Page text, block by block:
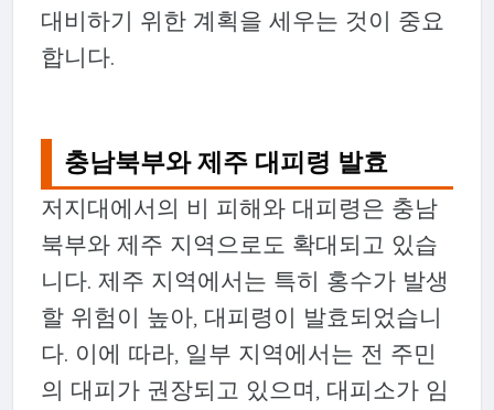
대비하기 위한 계획을 세우는 것이 중요
합니다.
충남북부와 제주 대피령 발효
저지대에서의 비 피해와 대피령은 충남
북부와 제주 지역으로도 확대되고 있습
니다. 제주 지역에서는 특히 홍수가 발생
할 위험이 높아, 대피령이 발효되었습니
다. 이에 따라, 일부 지역에서는 전 주민
의 대피가 권장되고 있으며, 대피소가 임